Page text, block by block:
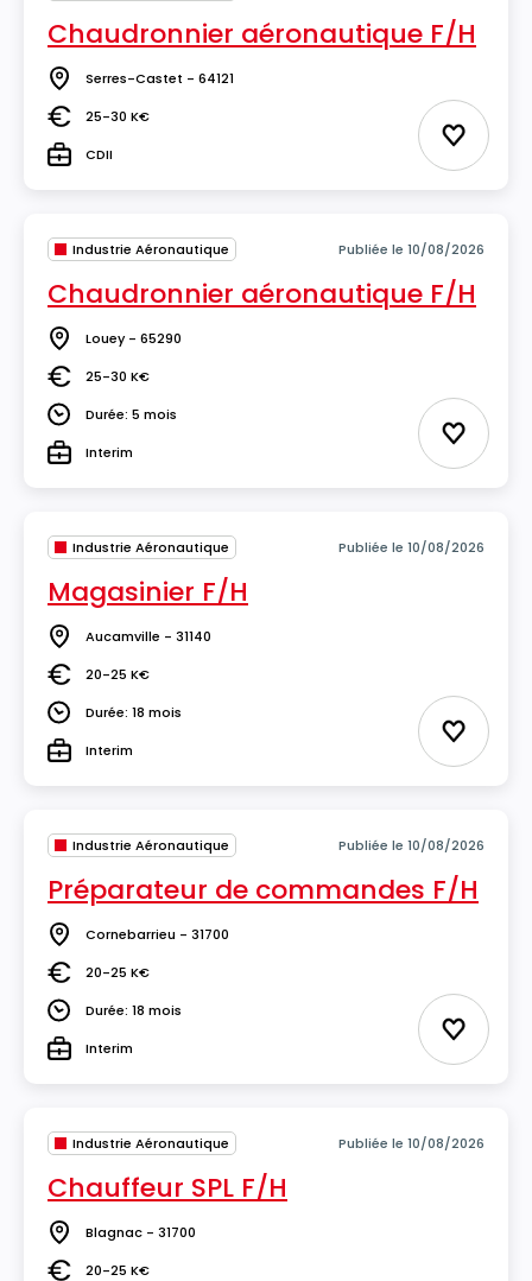
Chaudronnier aéronautique F/H
Lieu Serres-Castet - 64121
Salaire25-30 K€
TypeCDII Ajouter
Industrie Aéronautique Publiée le 10/08/2026
Chaudronnier aéronautique F/H
Lieu Louey - 65290
Salaire25-30 K€
DuréeDurée: 5 mois
TypeInterim Ajouter
Industrie Aéronautique Publiée le 10/08/2026
Magasinier F/H
Lieu Aucamville - 31140
Salaire20-25 K€
DuréeDurée: 18 mois
TypeInterim Ajouter
Industrie Aéronautique Publiée le 10/08/2026
Préparateur de commandes F/H
Lieu Cornebarrieu - 31700
Salaire20-25 K€
DuréeDurée: 18 mois
TypeInterim Ajouter
Industrie Aéronautique Publiée le 10/08/2026
Chauffeur SPL F/H
Lieu Blagnac - 31700
20-25 K€